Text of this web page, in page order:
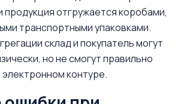
отгружается коробами,
транспортными упаковками.
склад и покупатель могут
но не смогут правильно
контуре.